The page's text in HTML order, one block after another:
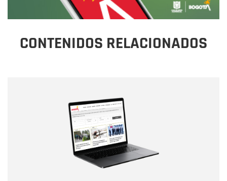
CONTENIDOS RELACIONADOS
Correo electrónico
Tipo de comentario